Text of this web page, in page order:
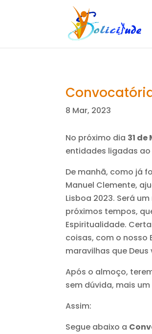
8 Mar, 2023
No próximo dia 31
entidades ligadas
De manhã, como já
Manuel Clemente,
Lisboa 2023. Será
próximos tempos,
Espiritualidade.
coisas, com o nosso
maravilhas que
Após o almoço,
sem dúvida, mais
Assim:
Segue abaixo a